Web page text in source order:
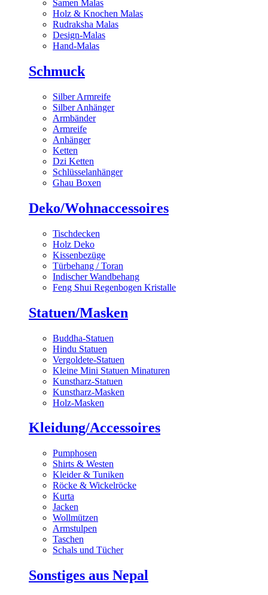
Samen Malas
Holz & Knochen Malas
Rudraksha Malas
Design-Malas
Hand-Malas
Schmuck
Silber Armreife
Silber Anhänger
Armbänder
Armreife
Anhänger
Ketten
Dzi Ketten
Schlüsselanhänger
Ghau Boxen
Deko/Wohnaccessoires
Tischdecken
Holz Deko
Kissenbezüge
Türbehang / Toran
Indischer Wandbehang
Feng Shui Regenbogen Kristalle
Statuen/Masken
Buddha-Statuen
Hindu Statuen
Vergoldete-Statuen
Kleine Mini Statuen Minaturen
Kunstharz-Statuen
Kunstharz-Masken
Holz-Masken
Kleidung/Accessoires
Pumphosen
Shirts & Westen
Kleider & Tuniken
Röcke & Wickelröcke
Kurta
Jacken
Wollmützen
Armstulpen
Taschen
Schals und Tücher
Sonstiges aus Nepal